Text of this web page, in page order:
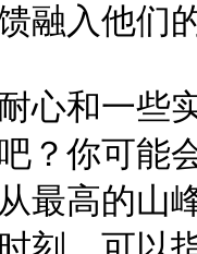
融入他们
心和一些
？你可能
最高的山